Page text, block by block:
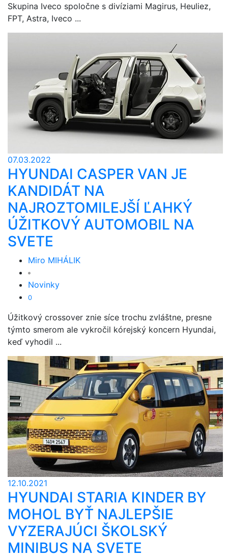
Skupina Iveco spoločne s divíziami Magirus, Heuliez,
FPT, Astra, Iveco ...
07.03.2022
HYUNDAI CASPER VAN JE
KANDIDÁT NA
NAJROZTOMILEJŠÍ ĽAHKÝ
ÚŽITKOVÝ AUTOMOBIL NA
SVETE
Miro MIHÁLIK
Novinky
0
Úžitkový crossover znie síce trochu zvláštne, presne
týmto smerom ale vykročil kórejský koncern Hyundai,
keď vyhodil ...
12.10.2021
HYUNDAI STARIA KINDER BY
MOHOL BYŤ NAJLEPŠIE
VYZERAJÚCI ŠKOLSKÝ
MINIBUS NA SVETE